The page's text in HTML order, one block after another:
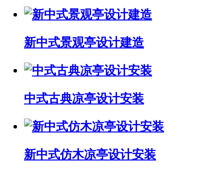
新中式景观亭设计建造
中式古典凉亭设计安装
新中式仿木凉亭设计安装